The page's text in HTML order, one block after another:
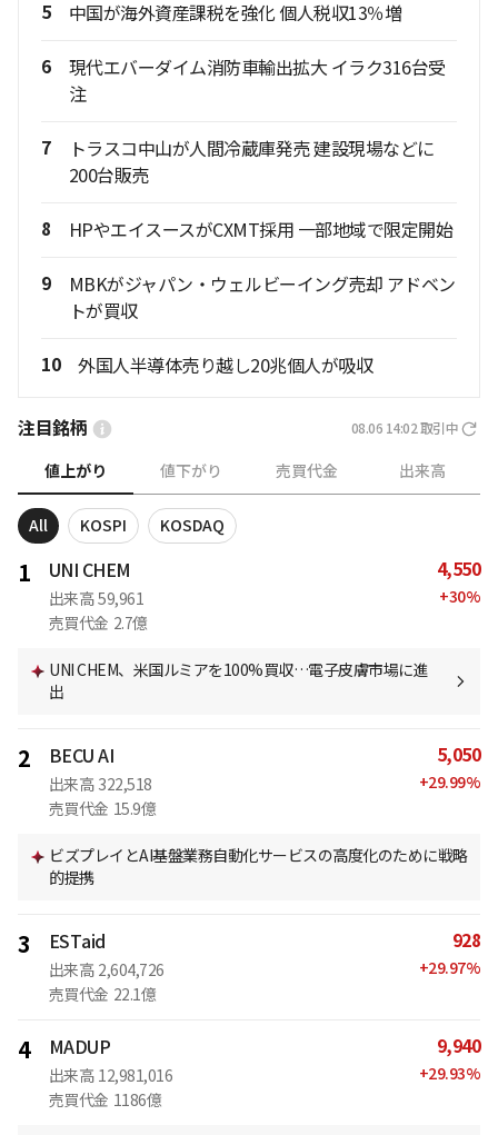
5 中国が海外資産課税を強化 個人税収13％増
6
現代エバーダイム消防車輸出拡大 イラク316台受
注
7
トラスコ中山が人間冷蔵庫発売 建設現場などに
200台販売
8 HPやエイスースがCXMT採用 一部地域で限定開始
9
MBKがジャパン・ウェルビーイング売却 アドベン
トが買収
10 外国人半導体売り越し20兆個人が吸収
注目銘柄 08.06 14:02 取引中
値上がり 値下がり 売買代金 出来高
All KOSPI KOSDAQ
1 UNI CHEM
出来高 59,961
売買代金 2.7億
4,550
+30%
UNI CHEM、米国ルミアを100%買収…電子皮膚市場に進
出
2 BECU AI
出来高 322,518
売買代金 15.9億
5,050
+29.99%
ビズプレイとAI基盤業務自動化サービスの高度化のために戦略
的提携
3 ESTaid
出来高 2,604,726
売買代金 22.1億
928
+29.97%
4 MADUP
出来高 12,981,016
売買代金 1186億
9,940
+29.93%